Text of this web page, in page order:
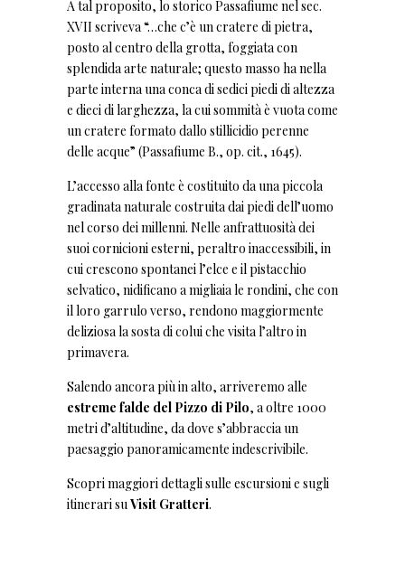
A tal proposito, lo storico Passafiume nel sec.
XVII scriveva “…che c’è un cratere di pietra,
posto al centro della grotta, foggiata con
splendida arte naturale; questo masso ha nella
parte interna una conca di sedici piedi di altezza
e dieci di larghezza, la cui sommità è vuota come
un cratere formato dallo stillicidio perenne
delle acque” (Passafiume B., op. cit., 1645).
L’accesso alla fonte è costituito da una piccola
gradinata naturale costruita dai piedi dell’uomo
nel corso dei millenni. Nelle anfrattuosità dei
suoi cornicioni esterni, peraltro inaccessibili, in
cui crescono spontanei l’elce e il pistacchio
selvatico, nidificano a migliaia le rondini, che con
il loro garrulo verso, rendono maggiormente
deliziosa la sosta di colui che visita l’altro in
primavera.
Salendo ancora più in alto, arriveremo alle
estreme falde del Pizzo di Pilo, a oltre 1000
metri d’altitudine, da dove s’abbraccia un
paesaggio panoramicamente indescrivibile.
Scopri maggiori dettagli sulle escursioni e sugli
itinerari suVisit Gratteri.